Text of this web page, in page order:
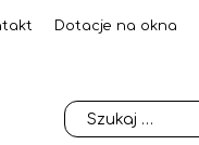
Dotacje na okna